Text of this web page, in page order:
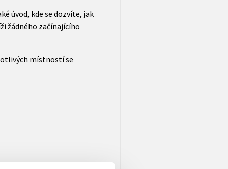
úvod, kde se dozvíte, jak
žádného začínajícího
místností se